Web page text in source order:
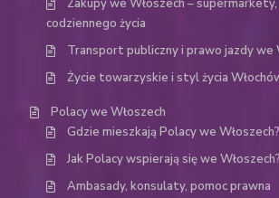
Zakupy we Włoszech –
codziennego życia
Transport publiczny i prawo jazdy we
Życie towarzyskie i styl życia
Polacy we Włoszech
Gdzie mieszkają Polacy we Włoszech?
Jak Polacy wspierają się we Włoszech?
Ambasady, konsulaty, pomoc prawna